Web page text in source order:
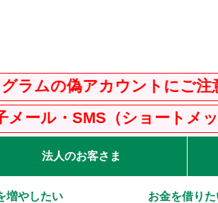
カウントにご注意ください
ョートメッセージサービ
法人のお客さま
増やしたい お金を借りた